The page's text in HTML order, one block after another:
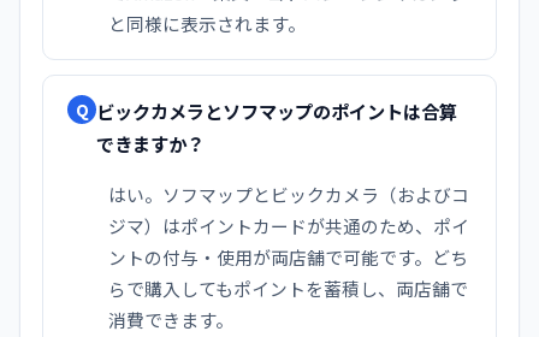
と同様に表示されます。
Q ビックカメラとソフマップのポイントは合算
できますか？
はい。ソフマップとビックカメラ（およびコ
ジマ）はポイントカードが共通のため、ポイ
ントの付与・使用が両店舗で可能です。どち
らで購入してもポイントを蓄積し、両店舗で
消費できます。